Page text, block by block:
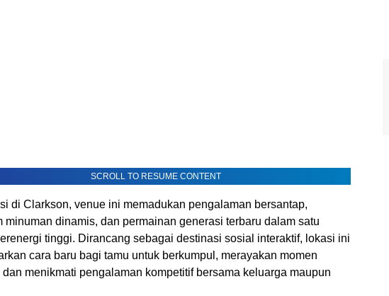
SCROLL TO RESUME CONTENT
di Clarkson, venue ini memadukan pengalaman bersantap,
minuman dinamis, dan permainan generasi terbaru dalam satu
tinggi. Dirancang sebagai destinasi sosial interaktif, lokasi ini
cara baru bagi tamu untuk berkumpul, merayakan momen
menikmati pengalaman kompetitif bersama keluarga maupun